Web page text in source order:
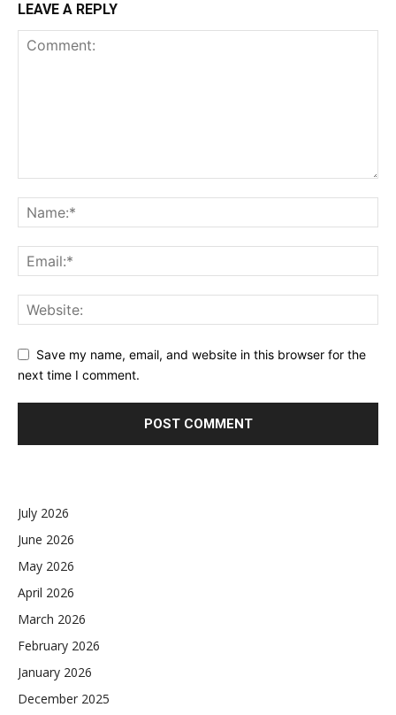
LEAVE A REPLY
Save my name, email, and website in this browser for the
next time I comment.
July 2026
June 2026
May 2026
April 2026
March 2026
February 2026
January 2026
December 2025